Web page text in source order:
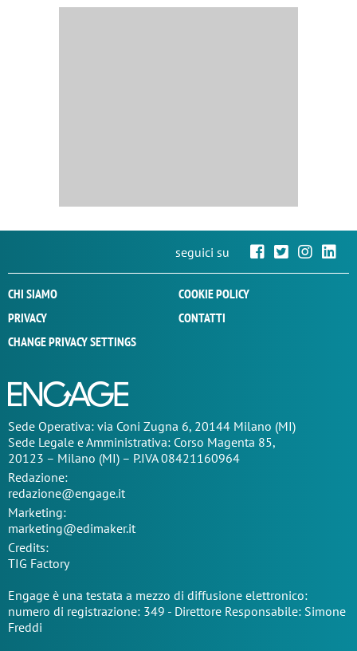
seguici su
CHI SIAMO
COOKIE POLICY
PRIVACY
CONTATTI
CHANGE PRIVACY SETTINGS
Sede Operativa: via Coni Zugna 6, 20144 Milano (MI)
Sede Legale e Amministrativa: Corso Magenta 85,
20123 – Milano (MI) – P.IVA 08421160964
Redazione:
redazione@engage.it
Marketing:
marketing@edimaker.it
Credits:
TIG Factory
Engage è una testata a mezzo di diffusione elettronico:
numero di registrazione: 349 - Direttore Responsabile: Simone
Freddi